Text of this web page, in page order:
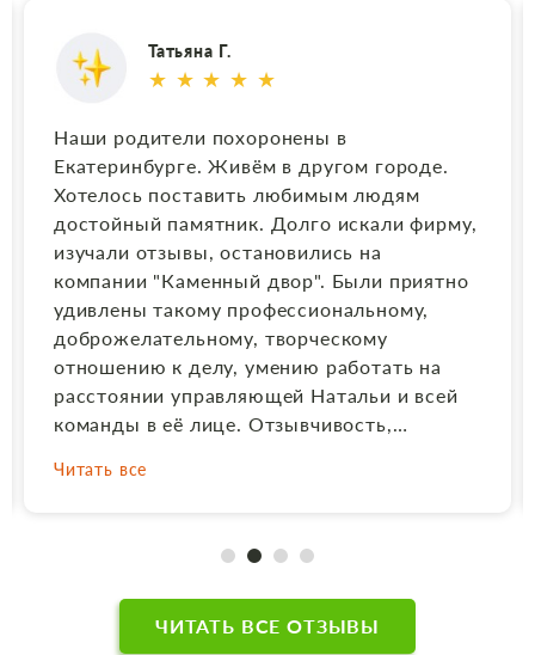
Татьяна Г.
★ ★ ★ ★ ★
Наши родители похоронены в
Екатеринбурге. Живём в другом городе.
Хотелось поставить любимым людям
достойный памятник. Долго искали фирму,
изучали отзывы, остановились на
компании "Каменный двор". Были приятно
удивлены такому профессиональному,
доброжелательному, творческому
отношению к делу, умению работать на
расстоянии управляющей Натальи и всей
команды в её лице. Отзывчивость,
ценные советы на каждом этапе создания
добросовестный труд. Будьте здоровы,
счастливы в жизни, удачи в работе, ну а
фирме - успешной деятельности!
Читать все
ЧИТАТЬ ВСЕ ОТЗЫВЫ